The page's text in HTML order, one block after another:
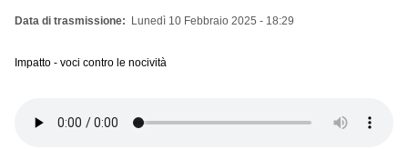
Data di trasmissione Lunedì 10 Febbraio 2025 - 18:29
Impatto - voci contro le nocività